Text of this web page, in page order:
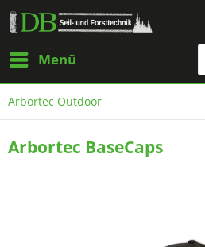
Menü
Arbortec Outdoor
Arbortec BaseCaps